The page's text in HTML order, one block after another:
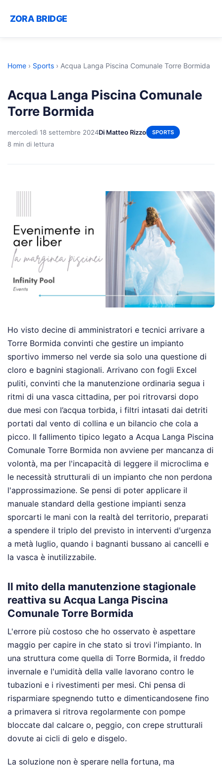
ZORA BRIDGE
Home › Sports › Acqua Langa Piscina Comunale Torre Bormida
Acqua Langa Piscina Comunale
Torre Bormida
mercoledì 18 settembre 2024Di Matteo Rizzo SPORTS
8 min di lettura
Ho visto decine di amministratori e tecnici arrivare a
Torre Bormida convinti che gestire un impianto
sportivo immerso nel verde sia solo una questione di
cloro e bagnini stagionali. Arrivano con fogli Excel
puliti, convinti che la manutenzione ordinaria segua i
ritmi di una vasca cittadina, per poi ritrovarsi dopo
due mesi con l’acqua torbida, i filtri intasati dai detriti
portati dal vento di collina e un bilancio che cola a
picco. Il fallimento tipico legato a Acqua Langa Piscina
Comunale Torre Bormida non avviene per mancanza di
volontà, ma per l'incapacità di leggere il microclima e
le necessità strutturali di un impianto che non perdona
l'approssimazione. Se pensi di poter applicare il
manuale standard della gestione impianti senza
sporcarti le mani con la realtà del territorio, preparati
a spendere il triplo del previsto in interventi d'urgenza
a metà luglio, quando i bagnanti bussano ai cancelli e
la vasca è inutilizzabile.
Il mito della manutenzione stagionale
reattiva su Acqua Langa Piscina
Comunale Torre Bormida
L'errore più costoso che ho osservato è aspettare
maggio per capire in che stato si trovi l'impianto. In
una struttura come quella di Torre Bormida, il freddo
invernale e l'umidità della valle lavorano contro le
tubazioni e i rivestimenti per mesi. Chi pensa di
risparmiare spegnendo tutto e dimenticandosene fino
a primavera si ritrova regolarmente con pompe
bloccate dal calcare o, peggio, con crepe strutturali
dovute ai cicli di gelo e disgelo.
La soluzione non è sperare nella fortuna, ma